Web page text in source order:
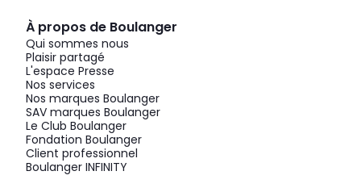
À propos de Boulanger
Qui sommes nous
Plaisir partagé
L'espace Presse
Nos services
Nos marques Boulanger
SAV marques Boulanger
Le Club Boulanger
Fondation Boulanger
Client professionnel
Boulanger INFINITY